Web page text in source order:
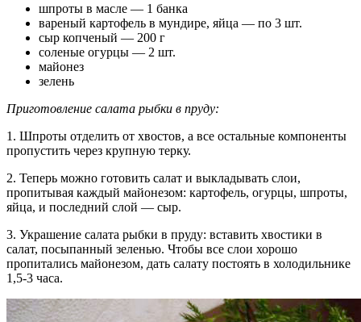
шпроты в масле — 1 банка
вареный картофель в мундире, яйца — по 3 шт.
сыр копченый — 200 г
соленые огурцы — 2 шт.
майонез
зелень
Приготовление салата рыбки в пруду:
1. Шпроты отделить от хвостов, а все остальные компоненты
пропустить через крупную терку.
2. Теперь можно готовить салат и выкладывать слои,
пропитывая каждый майонезом: картофель, огурцы, шпроты,
яйца, и последний слой — сыр.
3. Украшение салата рыбки в пруду: вставить хвостики в
салат, посыпанный зеленью. Чтобы все слои хорошо
пропитались майонезом, дать салату постоять в холодильнике
1,5-3 часа.